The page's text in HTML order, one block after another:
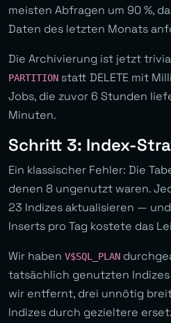
meisten Abfragen um 90 %,
Daten des letzten Monats
Die Archivierung ist jetzt
PARTITION statt DELETE mit
Jobs, die zuvor 6 Stunden
Minuten.
Schritt 3: Index-
Ein klassischer Fehler: Die
denen 8 ungenutzt waren.
23 Indizes aktualisieren —
Inserts pro Tag kostete das
Wir haben V$SQL_PLAN
tatsächlich genutzten
wir entfernt, drei unnötig
Indizes durch gezieltere